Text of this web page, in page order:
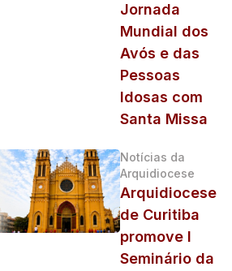
Jornada
Mundial dos
Avós e das
Pessoas
Idosas com
Santa Missa
Notícias da
Arquidiocese
Arquidiocese
de Curitiba
promove I
Seminário da